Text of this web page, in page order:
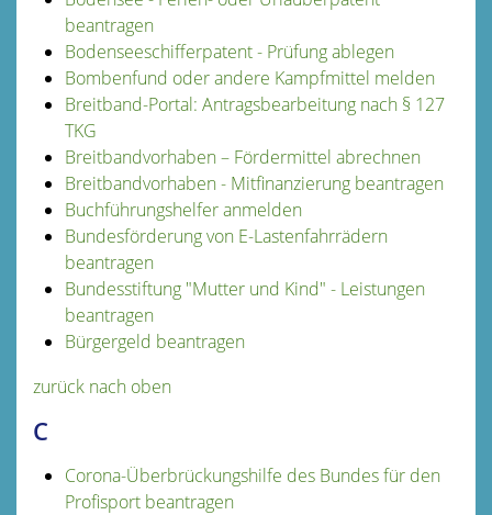
beantragen
Bodenseeschifferpatent - Prüfung ablegen
Bombenfund oder andere Kampfmittel melden
Breitband-Portal: Antragsbearbeitung nach § 127
TKG
Breitbandvorhaben – Fördermittel abrechnen
Breitbandvorhaben - Mitfinanzierung beantragen
Buchführungshelfer anmelden
Bundesförderung von E-Lastenfahrrädern
beantragen
Bundesstiftung "Mutter und Kind" - Leistungen
beantragen
Bürgergeld beantragen
zurück nach oben
C
Corona-Überbrückungshilfe des Bundes für den
Profisport beantragen